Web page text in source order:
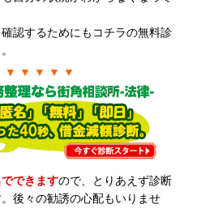
認するためにもコチラの無料診
▼ ▼ ▼ ▼ ▼
でできますので、とりあえず診断
後々の勧誘の心配もいりませ